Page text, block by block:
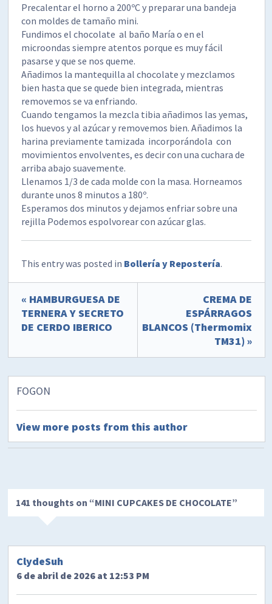
Precalentar el horno a 200ºC y preparar una bandeja
con moldes de tamaño mini.
Fundimos el chocolate al baño María o en el
microondas siempre atentos porque es muy fácil
pasarse y que se nos queme.
Añadimos la mantequilla al chocolate y mezclamos
bien hasta que se quede bien integrada, mientras
removemos se va enfriando.
Cuando tengamos la mezcla tibia añadimos las yemas,
los huevos y al azúcar y removemos bien. Añadimos la
harina previamente tamizada incorporándola con
movimientos envolventes, es decir con una cuchara de
arriba abajo suavemente.
Llenamos 1/3 de cada molde con la masa. Horneamos
durante unos 8 minutos a 180º.
Esperamos dos minutos y dejamos enfriar sobre una
rejilla Podemos espolvorear con azúcar glas.
This entry was posted in Bollería y Repostería.
« HAMBURGUESA DE
TERNERA Y SECRETO
DE CERDO IBERICO
CREMA DE
ESPÁRRAGOS
BLANCOS (Thermomix
TM31) »
FOGON
View more posts from this author
141 thoughts on “MINI CUPCAKES DE CHOCOLATE”
ClydeSuh
6 de abril de 2026 at 12:53 PM